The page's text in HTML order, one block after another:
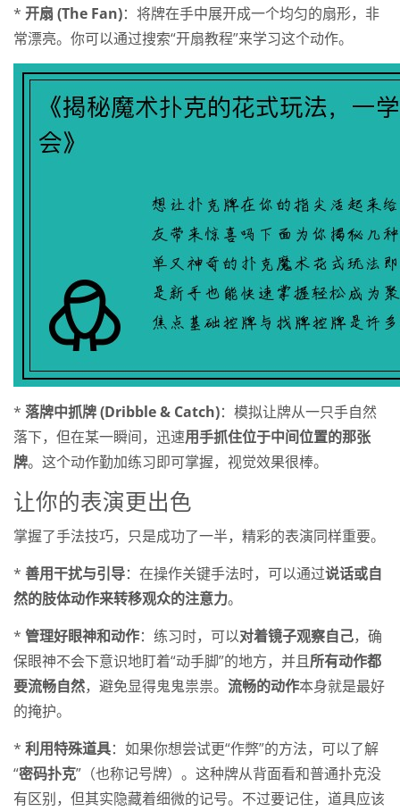
* 开扇 (The Fan)：将牌在手中展开成一个均匀的扇形，非
常漂亮。你可以通过搜索“开扇教程”来学习这个动作。
* 落牌中抓牌 (Dribble & Catch)：模拟让牌从一只手自然
落下，但在某一瞬间，迅速用手抓住位于中间位置的那张
牌。这个动作勤加练习即可掌握，视觉效果很棒。
让你的表演更出色
掌握了手法技巧，只是成功了一半，精彩的表演同样重要。
* 善用干扰与引导：在操作关键手法时，可以通过说话或自
然的肢体动作来转移观众的注意力。
* 管理好眼神和动作：练习时，可以对着镜子观察自己，确
保眼神不会下意识地盯着“动手脚”的地方，并且所有动作都
要流畅自然，避免显得鬼鬼祟祟。 流畅的动作本身就是最好
的掩护。
* 利用特殊道具：如果你想尝试更“作弊”的方法，可以了解
“密码扑克”（也称记号牌）。这种牌从背面看和普通扑克没
有区别，但其实隐藏着细微的记号。不过要记住，道具应该